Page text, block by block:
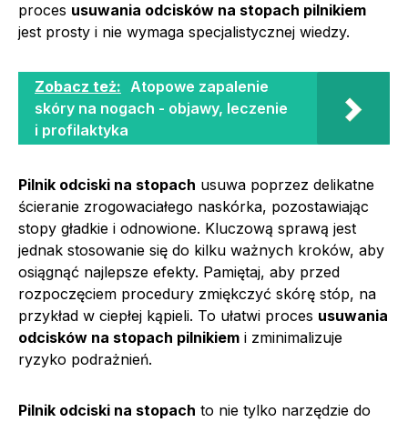
proces usuwania odcisków na stopach pilnikiem
jest prosty i nie wymaga specjalistycznej wiedzy.
Zobacz też: Atopowe zapalenie
skóry na nogach - objawy, leczenie
i profilaktyka
Pilnik odciski na stopach usuwa poprzez delikatne
ścieranie zrogowaciałego naskórka, pozostawiając
stopy gładkie i odnowione. Kluczową sprawą jest
jednak stosowanie się do kilku ważnych kroków, aby
osiągnąć najlepsze efekty. Pamiętaj, aby przed
rozpoczęciem procedury zmiękczyć skórę stóp, na
przykład w ciepłej kąpieli. To ułatwi proces usuwania
odcisków na stopach pilnikiem i zminimalizuje
ryzyko podrażnień.
Pilnik odciski na stopach to nie tylko narzędzie do